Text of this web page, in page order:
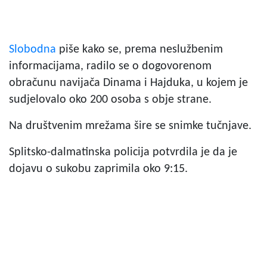
Slobodna piše kako se, prema neslužbenim
informacijama, radilo se o dogovorenom
obračunu navijača Dinama i Hajduka, u kojem je
sudjelovalo oko 200 osoba s obje strane.
Na društvenim mrežama šire se snimke tučnjave.
Splitsko-dalmatinska policija potvrdila je da je
dojavu o sukobu zaprimila oko 9:15.